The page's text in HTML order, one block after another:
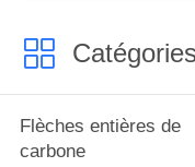
Flèches entières de
carbone